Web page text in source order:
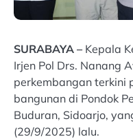
SURABAYA –Kepala
Irjen Pol Drs. Nanang
perkembangan terkini
bangunan di Pondok
Buduran, Sidoarjo,
(29/9/2025) lalu.